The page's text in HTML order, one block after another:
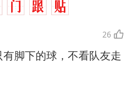
26
有脚下的球，不看队友走